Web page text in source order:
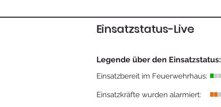
Einsatzstatus-Live
Legende über den Einsatzstatus:
Einsatzbereit im Feuerwehrhaus:
Einsatzkräfte wurden alarmiert: